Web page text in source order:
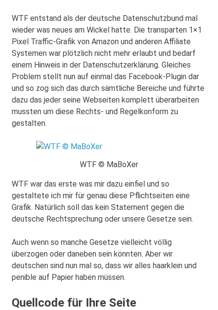
WTF entstand als der deutsche Datenschutzbund mal
wieder was neues am Wickel hatte. Die transparten 1×1
Pixel Traffic-Grafik von Amazon und anderen Affiliate
Systemen war plötzlich nicht mehr erlaubt und bedarf
einem Hinweis in der Datenschutzerklärung. Gleiches
Problem stellt nun auf einmal das Facebook-Plugin dar
und so zog sich das durch sämtliche Bereiche und führte
dazu das jeder seine Webseiten komplett überarbeiten
mussten um diese Rechts- und Regelkonform zu
gestalten.
WTF © MaBoXer
WTF war das erste was mir dazu einfiel und so
gestaltete ich mir für genau diese Pflichtseiten eine
Grafik. Natürlich soll das kein Statement gegen die
deutsche Rechtsprechung oder unsere Gesetze sein.
Auch wenn so manche Gesetze vielleicht völlig
überzogen oder daneben sein könnten. Aber wir
deutschen sind nun mal so, dass wir alles haarklein und
penible auf Papier haben müssen.
Quellcode für Ihre Seite